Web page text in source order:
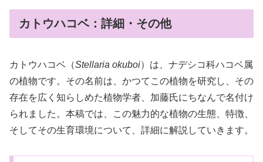
カトウハコベ：詳細・その他
カトウハコベ（Stellaria okuboi）は、ナデシコ科ハコベ属
の植物です。その名前は、かつてこの植物を研究し、その
存在を広く知らしめた植物学者、加藤氏にちなんで名付け
られました。本稿では、この魅力的な植物の生態、特徴、
そしてその生育環境について、詳細に解説していきます。